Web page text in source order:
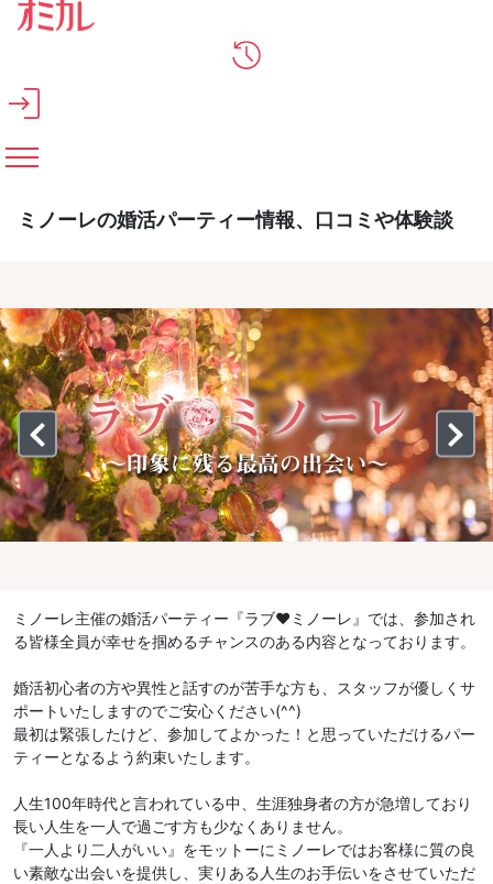
メインコンテンツへスキップ
ミノーレの婚活パーティー情報、口コミや体験談
ミノーレ主催の婚活パーティー『ラブ❤︎ミノーレ』では、参加され
る皆様全員が幸せを掴めるチャンスのある内容となっております。
婚活初心者の方や異性と話すのが苦手な方も、スタッフが優しくサ
ポートいたしますのでご安心ください(^^)
最初は緊張したけど、参加してよかった！と思っていただけるパー
ティーとなるよう約束いたします。
人生100年時代と言われている中、生涯独身者の方が急増しており
長い人生を一人で過ごす方も少なくありません。
『一人より二人がいい』をモットーにミノーレではお客様に質の良
い素敵な出会いを提供し、実りある人生のお手伝いをさせていただ